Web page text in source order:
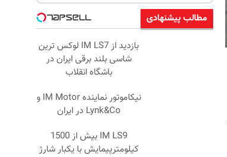
مطالب پیشنهادی
بازدید از IM LS7 لوکس ترین
شاسی بلند برقی ایران در
باشگاه انقلاب
نیکاموتور نماینده IM Motor و
Lynk&Co در ایران
IM LS9 بیش از 1500
کیلومترپیمایش با یکبار شارژ